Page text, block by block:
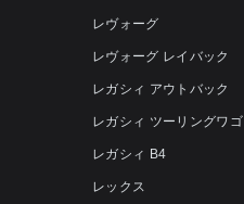
レヴォーグ
レヴォーグ レイバック
レガシィ アウトバック
レガシィ ツーリングワ
レガシィ B4
レックス